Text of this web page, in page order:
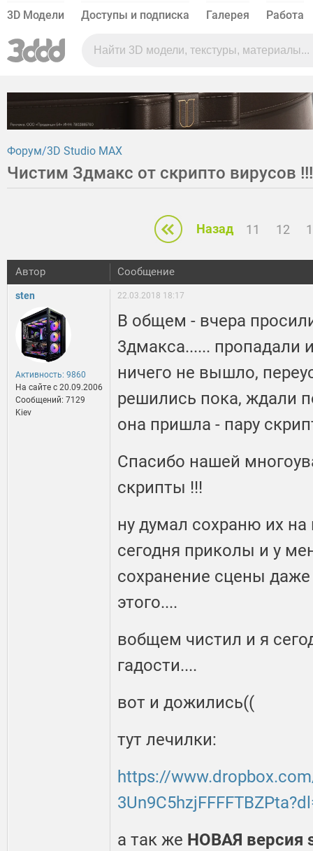
3D Модели Доступы и подписка Галерея Работа
Форум 3D Studio MAX
Чистим Здмакс от скрипто вирусов !!!
Назад 11 12
Автор Сообщение
sten
Активность: 9860
На сайте c 20.09.2006
Сообщений: 7129
Kiev
22.03.2018 18:17
В общем - вчера
3дмакса...... пропадали
ничего не вышло,
решились пока, ждали
она пришла - пару
Спасибо нашей
скрипты !!!
ну думал сохраню их на
сегодня приколы и у
сохранение сцены даже
этого....
вобщем чистил и я
гадости....
вот и дожились((
тут лечилки:
https://
а так же НОВАЯ версия